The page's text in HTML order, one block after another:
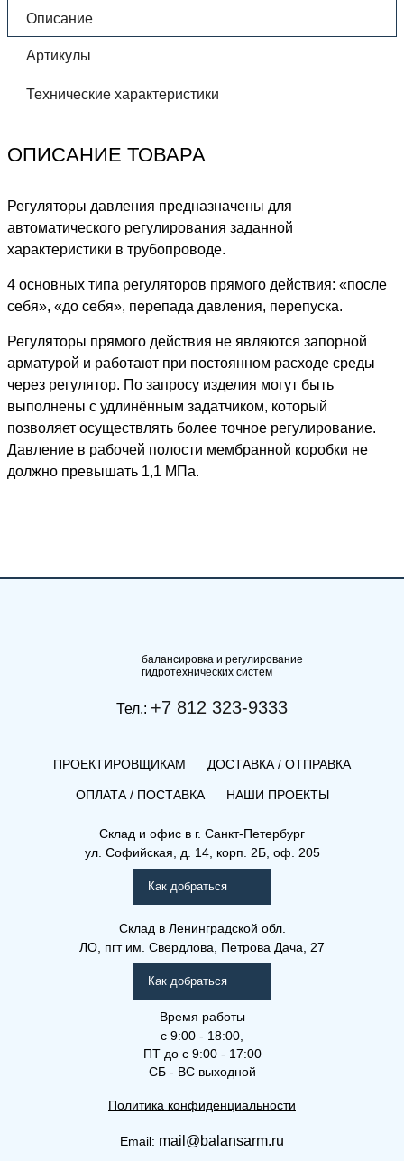
Описание
Артикулы
Технические характеристики
ОПИСАНИЕ ТОВАРА
Регуляторы давления предназначены для
автоматического регулирования заданной
характеристики в трубопроводе.
4 основных типа регуляторов прямого действия: «после
себя», «до себя», перепада давления, перепуска.
Регуляторы прямого действия не являются запорной
арматурой и работают при постоянном расходе среды
через регулятор. По запросу изделия могут быть
выполнены с удлинённым задатчиком, который
позволяет осуществлять более точное регулирование.
Давление в рабочей полости мембранной коробки не
должно превышать 1,1 МПа.
балансировка и регулирование
гидротехнических систем
Тел.: +7 812 323-9333
ПРОЕКТИРОВЩИКАМ ДОСТАВКА / ОТПРАВКА
ОПЛАТА / ПОСТАВКА НАШИ ПРОЕКТЫ
Склад и офис в г. Санкт-Петербург
ул. Софийская, д. 14, корп. 2Б, оф. 205
Как добраться
Склад в Ленинградской обл.
ЛО, пгт им. Свердлова, Петрова Дача, 27
Как добраться
Время работы
с 9:00 - 18:00,
ПТ до с 9:00 - 17:00
СБ - ВС выходной
Политика конфиденциальности
Email: mail@balansarm.ru